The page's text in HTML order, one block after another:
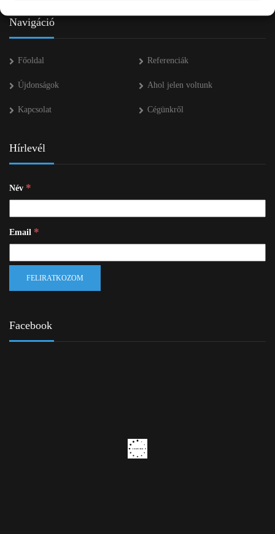
Navigáció
Főoldal Referenciák
Újdonságok Ahol jelen voltunk
Kapcsolat Cégünkről
Hírlevél
Név *
Email *
Facebook